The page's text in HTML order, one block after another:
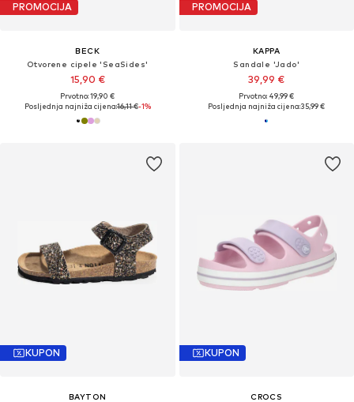
PROMOCIJA
BECK
Otvorene cipele 'SeaSides'
15,90 €
Prvotno: 19,90 €
Posljednja najniža cijena:16,11 €-1%
PROMOCIJA
KAPPA
Sandale 'Jado'
39,99 €
Prvotno: 49,99 €
Posljednja najniža cijena:35,99 €
KUPON
BAYTON
KUPON
CROCS